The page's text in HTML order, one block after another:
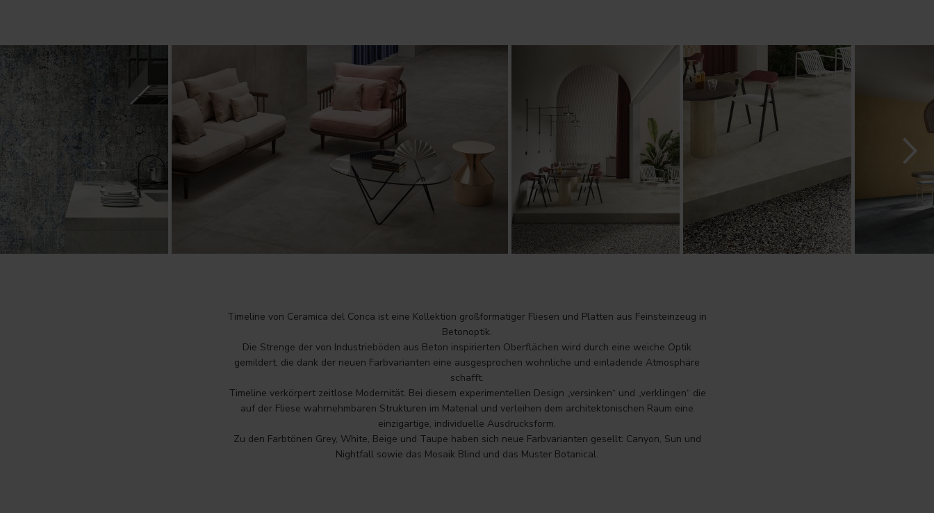
Timeline von Ceramica del Conca ist eine Kollektion großformatiger Fliesen und Platten aus Feinsteinzeug in
Betonoptik.
Die Strenge der von Industrieböden aus Beton inspirierten Oberflächen wird durch eine weiche Optik
gemildert, die dank der neuen Farbvarianten eine ausgesprochen wohnliche und einladende Atmosphäre
schafft.
Timeline verkörpert zeitlose Modernität. Bei diesem experimentellen Design „versinken“ und „verklingen“ die
auf der Fliese wahrnehmbaren Strukturen im Material und verleihen dem architektonischen Raum eine
einzigartige, individuelle Ausdrucksform.
Zu den Farbtönen Grey, White, Beige und Taupe haben sich neue Farbvarianten gesellt: Canyon, Sun und
Nightfall sowie das Mosaik Blind und das Muster Botanical.